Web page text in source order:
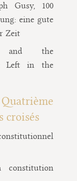
Gusy, 100
eine gute
Zeit
and the
Left in the
croisés
constitution